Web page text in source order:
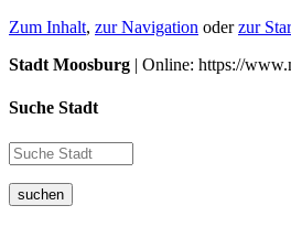
Zum Inhalt, zur Navigation oderzur
Stadt Moosburg | Online: https://
Suche Stadt
suchen